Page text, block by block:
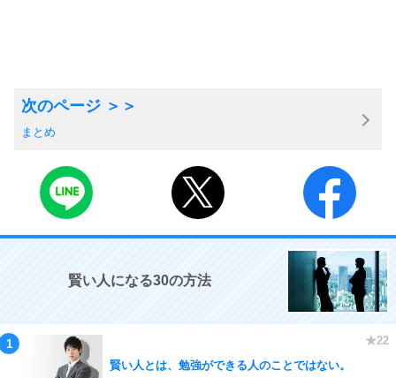
まとめ
賢い人になる30の方法
賢い人とは、勉強ができる人のことではない。